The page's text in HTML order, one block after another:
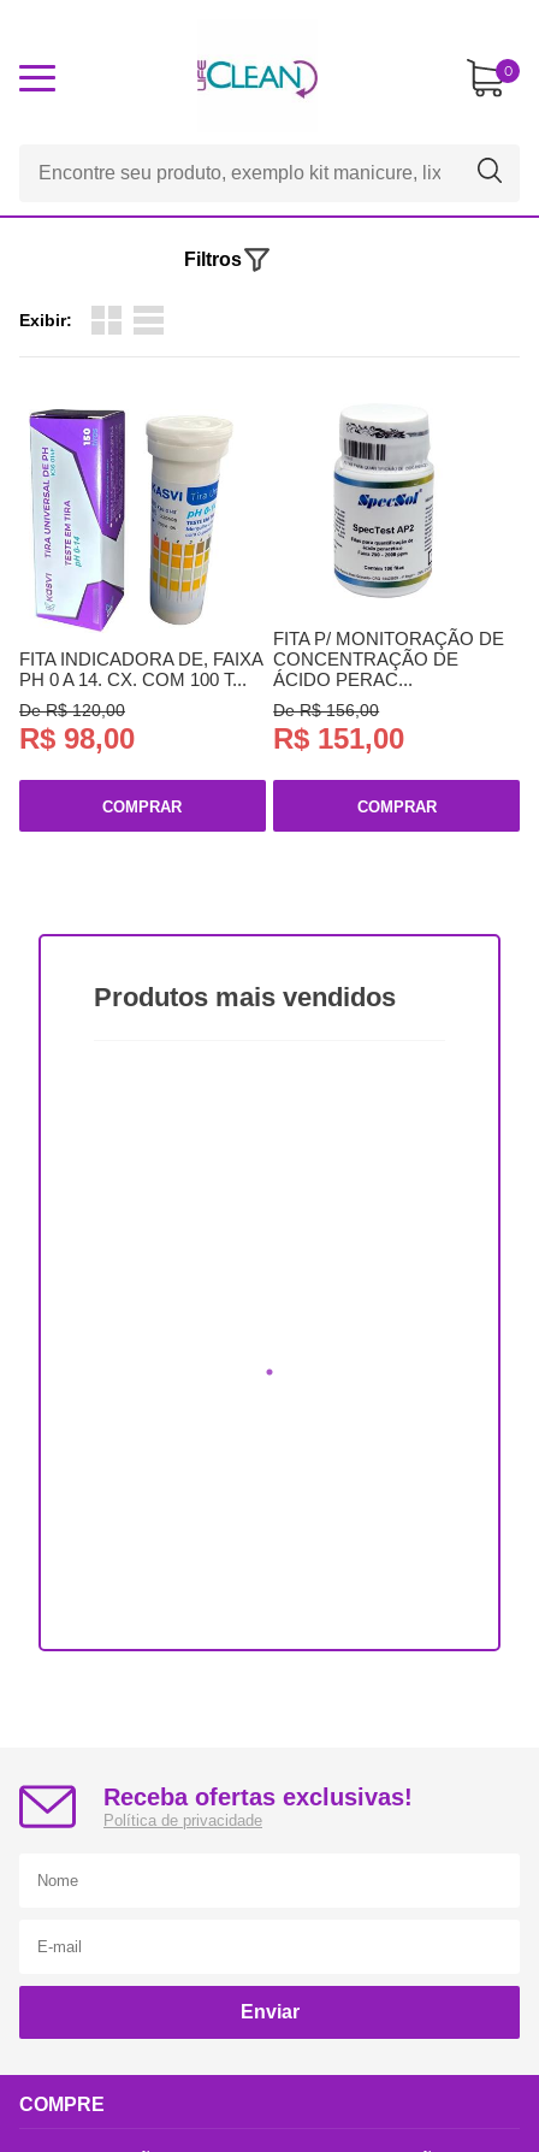
0
Exibir:
Filtros
FITA INDICADORA DE, FAIXA
PH 0 A 14. CX. COM 100 T...
De R$ 120,00
R$ 98,00
COMPRAR
FITA P/ MONITORAÇÃO DE
CONCENTRAÇÃO DE
ÁCIDO PERAC...
De R$ 156,00
R$ 151,00
COMPRAR
Produtos mais vendidos
Receba ofertas exclusivas!
Política de privacidade
Enviar
COMPRE